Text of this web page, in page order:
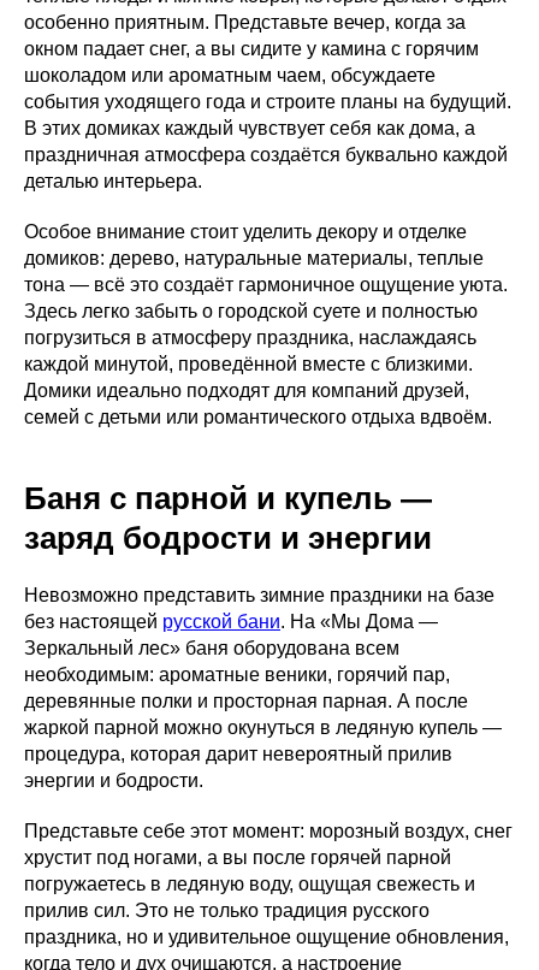
особенно приятным. Представьте вечер, когда за
окном падает снег, а вы сидите у камина с горячим
шоколадом или ароматным чаем, обсуждаете
события уходящего года и строите планы на будущий.
В этих домиках каждый чувствует себя как дома, а
праздничная атмосфера создаётся буквально каждой
деталью интерьера.
Особое внимание стоит уделить декору и отделке
домиков: дерево, натуральные материалы, теплые
тона — всё это создаёт гармоничное ощущение уюта.
Здесь легко забыть о городской суете и полностью
погрузиться в атмосферу праздника, наслаждаясь
каждой минутой, проведённой вместе с близкими.
Домики идеально подходят для компаний друзей,
семей с детьми или романтического отдыха вдвоём.
Баня с парной и купель —
заряд бодрости и энергии
Невозможно представить зимние праздники на базе
без настоящей русской бани. На «Мы Дома —
Зеркальный лес» баня оборудована всем
необходимым: ароматные веники, горячий пар,
деревянные полки и просторная парная. А после
жаркой парной можно окунуться в ледяную купель —
процедура, которая дарит невероятный прилив
энергии и бодрости.
Представьте себе этот момент: морозный воздух, снег
хрустит под ногами, а вы после горячей парной
погружаетесь в ледяную воду, ощущая свежесть и
прилив сил. Это не только традиция русского
праздника, но и удивительное ощущение обновления,
когда тело и дух очищаются, а настроение